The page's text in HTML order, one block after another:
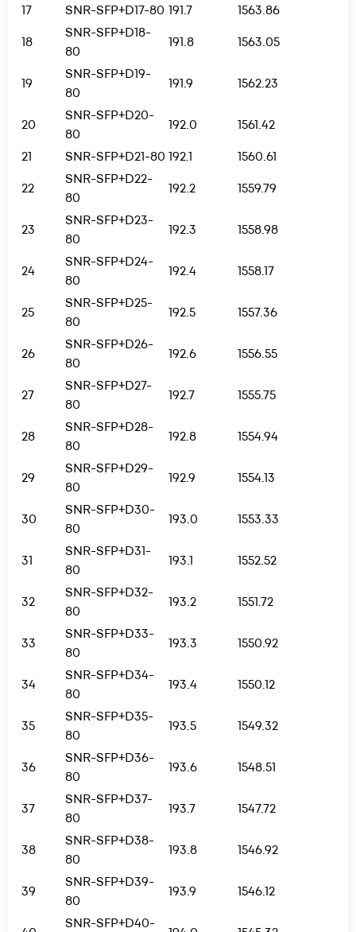
17
SNR-SFP+D17-80 191.7
1563.86
18
SNR-SFP+D18-
80
191.8 1563.05
19
SNR-SFP+D19-
80
191.9 1562.23
20
SNR-SFP+D20-
80
192.0
1561.42
21
SNR-SFP+D21-80 192.1
1560.61
22
SNR-SFP+D22-
80
192.2 1559.79
23
SNR-SFP+D23-
80
192.3 1558.98
24
SNR-SFP+D24-
80
192.4 1558.17
25
SNR-SFP+D25-
80
192.5 1557.36
26
SNR-SFP+D26-
80
192.6 1556.55
27
SNR-SFP+D27-
80
192.7 1555.75
28
SNR-SFP+D28-
80
192.8 1554.94
29
SNR-SFP+D29-
80
192.9 1554.13
30
SNR-SFP+D30-
80
193.0 1553.33
31
SNR-SFP+D31-
80
193.1 1552.52
32
SNR-SFP+D32-
80
193.2 1551.72
33
SNR-SFP+D33-
80
193.3 1550.92
34
SNR-SFP+D34-
80
193.4 1550.12
35
SNR-SFP+D35-
80
193.5 1549.32
36
SNR-SFP+D36-
80
193.6 1548.51
37
SNR-SFP+D37-
80
193.7 1547.72
38
SNR-SFP+D38-
80
193.8 1546.92
39
SNR-SFP+D39-
80
193.9 1546.12
SNR-SFP+D40-